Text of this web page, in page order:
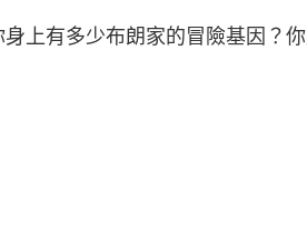
上有多少布朗家的冒險基因？